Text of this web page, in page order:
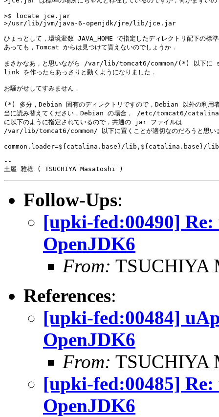
>$ locate jce.jar
>/usr/lib/jvm/java-6-openjdk/jre/lib/jce.jar
ひょっとして，環境変数 JAVA_HOME で指定したディレクトリ配下の標
あっても，Tomcat からは見つけて貰えないのでしょうか．
まさかなあ，と思いながら /var/lib/tomcat6/common/(*) 以下に
link を作ったらあっさりと動くようになりました．
お騒がせしてすみません．
(*) 多分，Debian 固有のディレクトリですので，Debian 以外の利用
当に読み替えてください．Debian の場合， /etc/tomcat6/
に以下のように指定されているので，共通の jar ファイルは
/var/lib/tomcat6/common/ 以下に置くことが適切なのだろうと思い
common.loader=${catalina.base}/
--
土屋 雅稔 ( TSUCHIYA Masatoshi )
Follow-Ups:
[upki-fed:00490]
OpenJDK6
From: TSUCHIYA
References:
[upki-fed:00484]
OpenJDK6
From: TSUCHIYA
[upki-fed:00485]
OpenJDK6